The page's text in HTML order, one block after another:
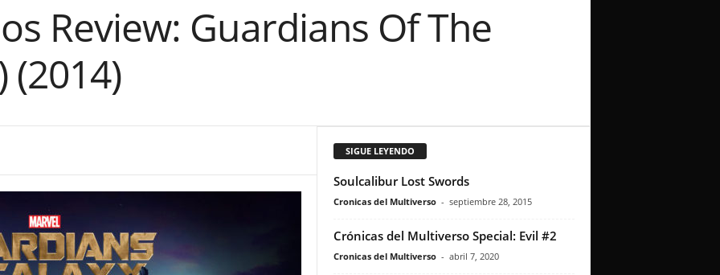
Review: Guardians Of The
(2014)
SIGUE LEYENDO
Soulcalibur Lost Swords
Cronicas del Multiverso - septiembre 28, 2015
Crónicas del Multiverso Special: Evil #2
Cronicas del Multiverso - abril 7, 2020